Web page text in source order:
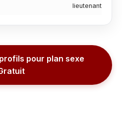
lieutenant
pour plan sexe